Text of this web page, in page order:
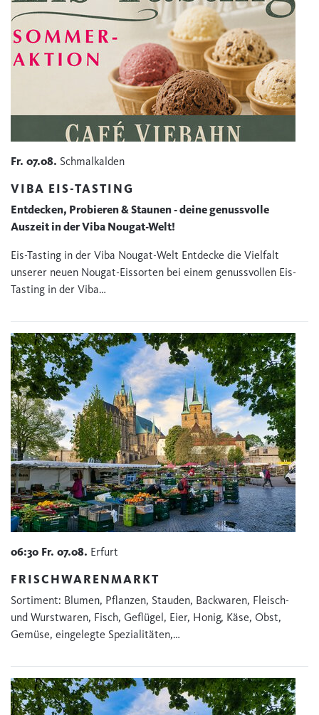
Fr. 07.08. Schmalkalden
VIBA EIS-TASTING
Entdecken, Probieren & Staunen - deine genussvolle
Auszeit in der Viba Nougat-Welt!
Eis-Tasting in der Viba Nougat-Welt Entdecke die Vielfalt
unserer neuen Nougat-Eissorten bei einem genussvollen Eis-
Tasting in der Viba…
06:30 Fr. 07.08. Erfurt
FRISCHWARENMARKT
Sortiment: Blumen, Pflanzen, Stauden, Backwaren, Fleisch-
und Wurstwaren, Fisch, Geflügel, Eier, Honig, Käse, Obst,
Gemüse, eingelegte Spezialitäten,…